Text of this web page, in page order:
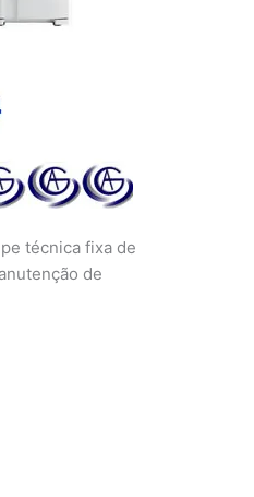
técnica fixa de
de